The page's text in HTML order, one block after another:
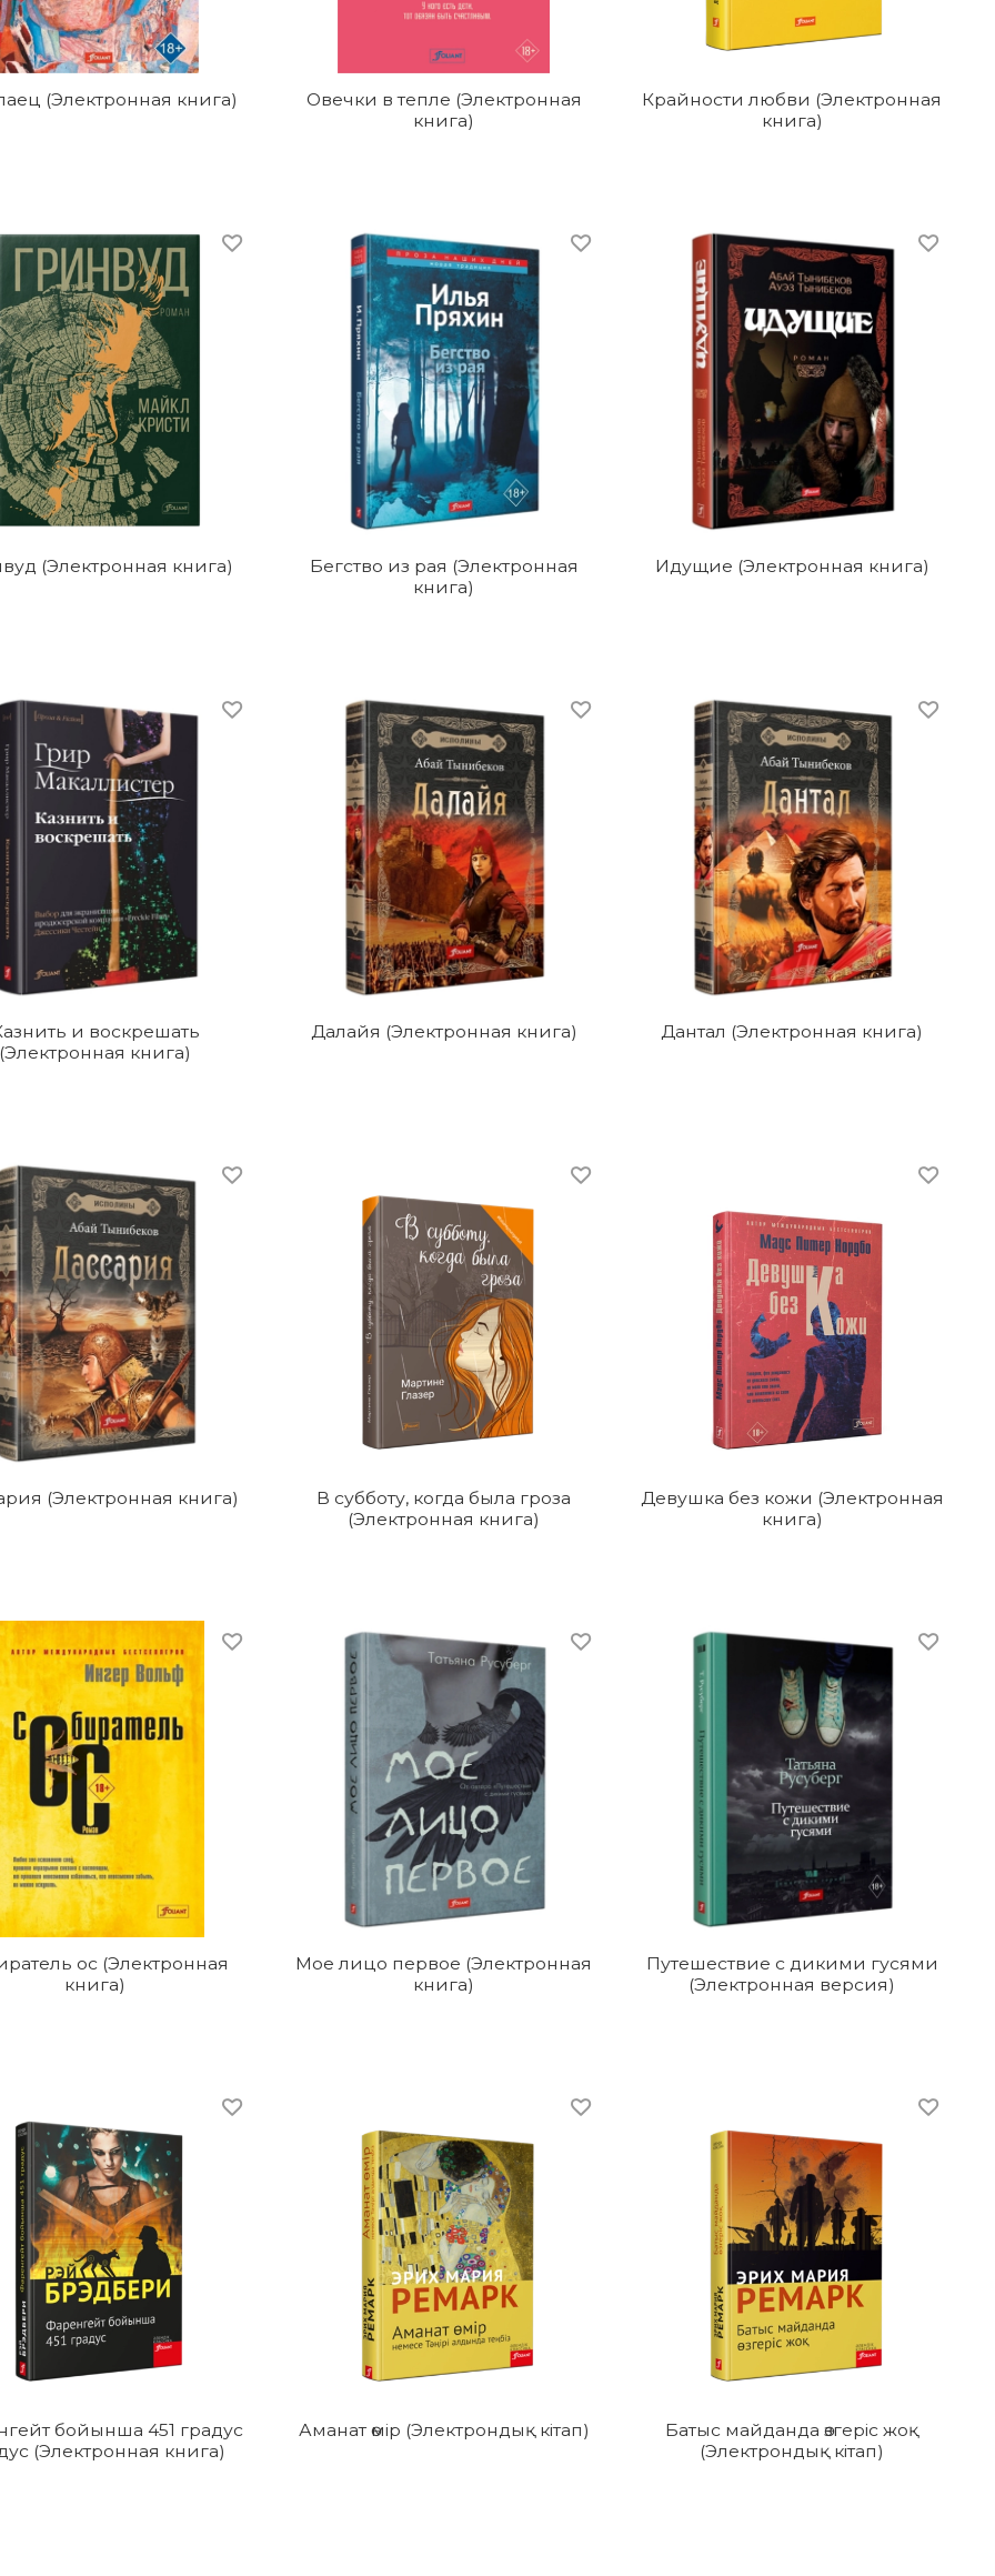
(Электронная книга)
Овечки в тепле (Электронная
книга)
Крайности любви (Электронная
книга)
(Электронная книга)
Бегство из рая (Электронная
книга)
Идущие (Электронная книга)
и воскрешать
(Электронная книга)
Далайя (Электронная книга) Дантал (Электронная книга)
(Электронная книга)
В субботу, когда была гроза
(Электронная книга)
Девушка без кожи (Электронная
книга)
ос (Электронная
книга)
Мое лицо первое (Электронная
книга)
Путешествие с дикими гусями
(Электронная версия)
бойынша 451 градус
(Электронная книга)
Аманат өмір (Электрондық кітап)
Батыс майданда өзгеріс жоқ
(Электрондық кітап)